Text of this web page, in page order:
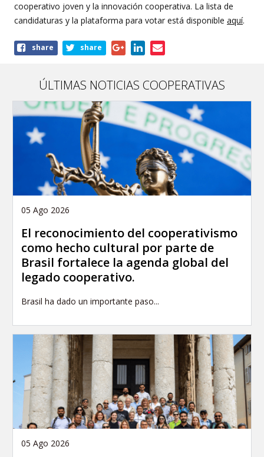
cooperativo joven y la innovación cooperativa. La lista de
candidaturas y la plataforma para votar está disponible aquí.
Shareshare share
ÚLTIMAS NOTICIAS COOPERATIVAS
05 Ago 2026
El reconocimiento del cooperativismo
como hecho cultural por parte de
Brasil fortalece la agenda global del
legado cooperativo.
Brasil ha dado un importante paso...
05 Ago 2026